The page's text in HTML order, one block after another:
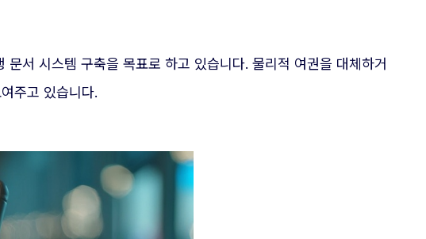
서 시스템 구축을 목표로 하고 있습니다. 물리적 여권을 대체하거
주고 있습니다.